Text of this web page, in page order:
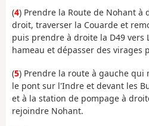
(4) Prendre la Route de Nohant à
droit, traverser la Couarde et
puis prendre à droite la D49 vers
hameau et dépasser des virages
(5) Prendre la route à gauche qui
le pont sur l'Indre et devant les
et à la station de pompage à
rejoindre Nohant.